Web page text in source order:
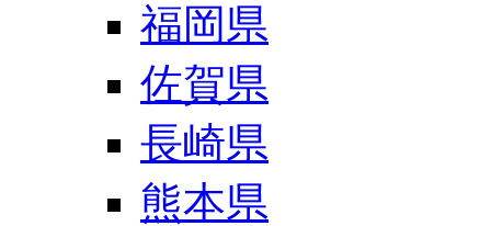
福岡県
佐賀県
長崎県
熊本県